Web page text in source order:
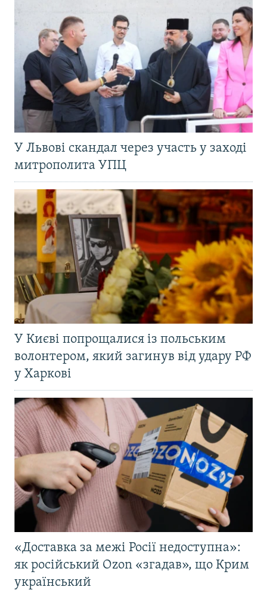
У Львові скандал через участь у заході
митрополита УПЦ
У Києві попрощалися із польським
волонтером, який загинув від удару РФ
у Харкові
«Доставка за межі Росії недоступна»:
як російський Ozon «згадав», що Крим
український